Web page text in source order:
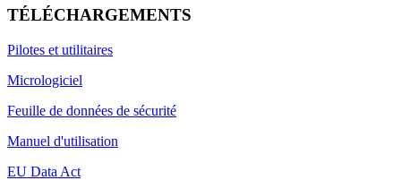
TÉLÉCHARGEMENTS
Pilotes et utilitaires
Micrologiciel
Feuille de données de sécurité
Manuel d'utilisation
EU Data Act